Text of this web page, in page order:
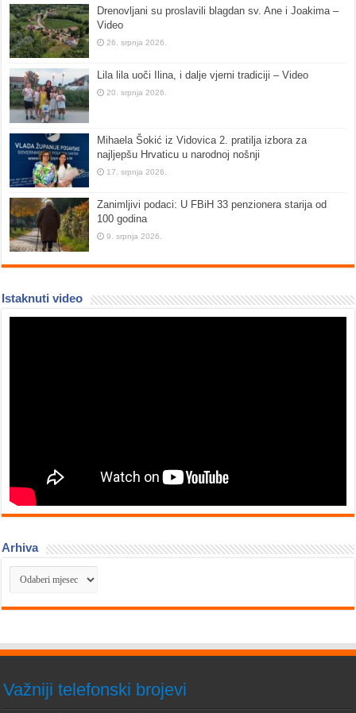
Drenovljani su proslavili blagdan sv. Ane i Joakima –
Video
26. srpnja 2026.
Lila lila uoči Ilina, i dalje vjerni tradiciji – Video
20. srpnja 2026.
Mihaela Šokić iz Vidovica 2. pratilja izbora za
najljepšu Hrvaticu u narodnoj nošnji
17. srpnja 2026.
Zanimljivi podaci: U FBiH 33 penzionera starija od
100 godina
9. srpnja 2026.
Istaknuti video
Arhiva
Arhiva
Važniji telefonski brojevi